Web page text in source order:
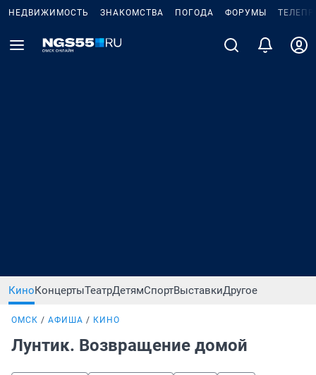
НЕДВИЖИМОСТЬ ЗНАКОМСТВА ПОГОДА ФОРУМЫ
КиноКонцертыТеатрДетямСпортВыставкиДругое
ОМСК АФИША КИНО
Лунтик. Возвращение домой